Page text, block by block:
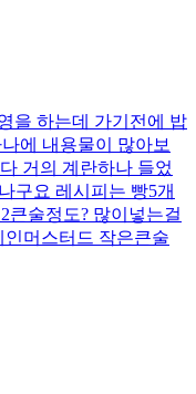
을 하는데 가기전에 밥
에 내용물이 많아보
거의 계란하나 들었
구요 레시피는 빵5개
큰술정도? 많이넣는걸
머스터드 작은큰술